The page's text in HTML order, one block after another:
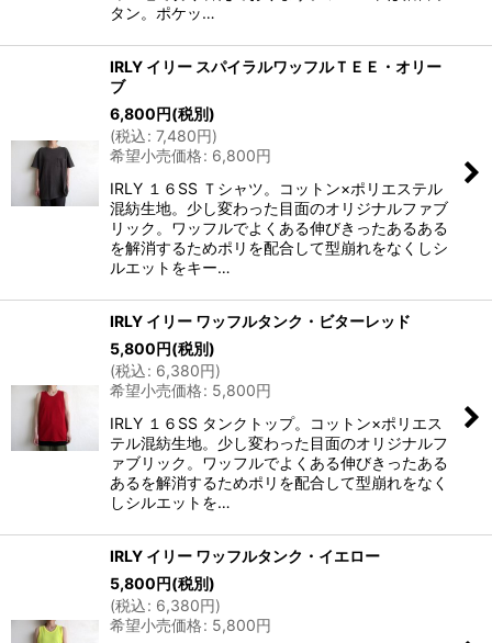
タン。ポケッ…
IRLY イリー スパイラルワッフルＴＥＥ・オリー
ブ
6,800円(税別)
(税込: 7,480円)
希望小売価格: 6,800円
IRLY １６SS Ｔシャツ。コットン×ポリエステル
混紡生地。少し変わった目面のオリジナルファブ
リック。ワッフルでよくある伸びきったあるある
を解消するためポリを配合して型崩れをなくしシ
ルエットをキー…
IRLY イリー ワッフルタンク・ビターレッド
5,800円(税別)
(税込: 6,380円)
希望小売価格: 5,800円
IRLY １６SS タンクトップ。コットン×ポリエス
テル混紡生地。少し変わった目面のオリジナルフ
ァブリック。ワッフルでよくある伸びきったある
あるを解消するためポリを配合して型崩れをなく
しシルエットを…
IRLY イリー ワッフルタンク・イエロー
5,800円(税別)
(税込: 6,380円)
希望小売価格: 5,800円